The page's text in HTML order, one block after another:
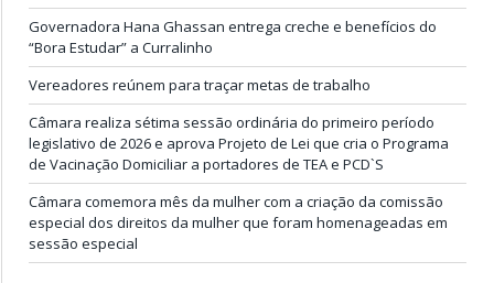
Governadora Hana Ghassan entrega creche e benefícios do
“Bora Estudar” a Curralinho
Vereadores reúnem para traçar metas de trabalho
Câmara realiza sétima sessão ordinária do primeiro período
legislativo de 2026 e aprova Projeto de Lei que cria o Programa
de Vacinação Domiciliar a portadores de TEA e PCD`S
Câmara comemora mês da mulher com a criação da comissão
especial dos direitos da mulher que foram homenageadas em
sessão especial